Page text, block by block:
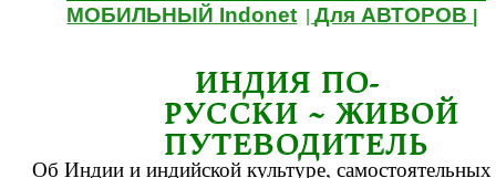
МОБИЛЬНЫЙ Indonet |Для АВТОРОВ
ИНДИЯ ПО-
РУССКИ ~ ЖИВОЙ
ПУТЕВОДИТЕЛЬ
Об Индии и индийской культуре, самостоятельных